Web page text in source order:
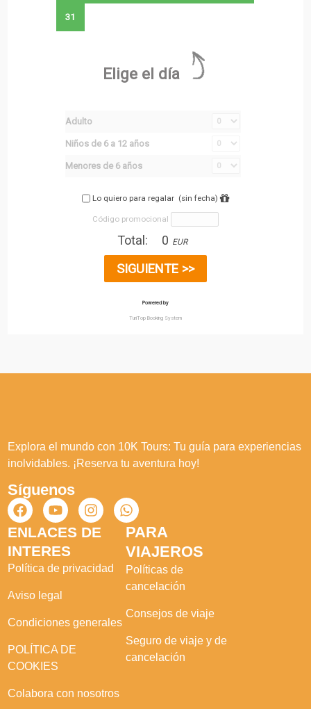
Explora el mundo con 10K Tours: Tu guía para experiencias
inolvidables. ¡Reserva tu aventura hoy!
Síguenos
ENLACES DE
INTERES
Política de privacidad
Aviso legal
Condiciones generales
POLÍTICA DE
COOKIES
Colabora con nosotros
PARA
VIAJEROS
Políticas de
cancelación
Consejos de viaje
Seguro de viaje y de
cancelación